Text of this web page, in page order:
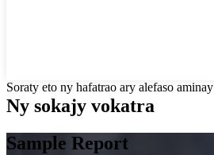
Soraty eto ny hafatrao ary alefaso aminay
Ny sokajy vokatra
Sample Report